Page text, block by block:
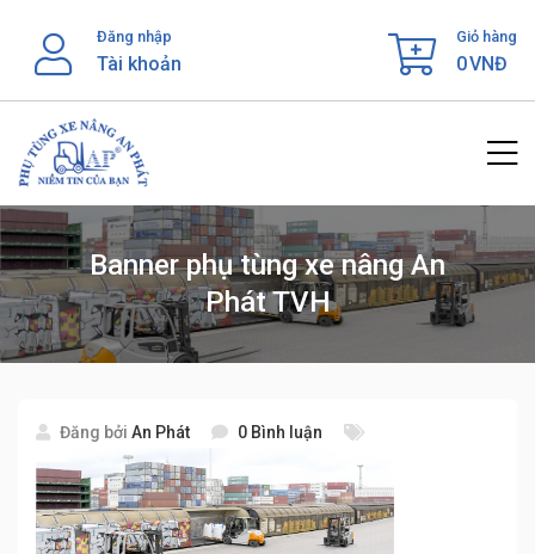
content
Đăng nhập
Tài khoản
Giỏ hàng
0VNĐ
Banner phụ tùng xe nâng An
Phát TVH
Đăng bởi An Phát 0 Bình luận